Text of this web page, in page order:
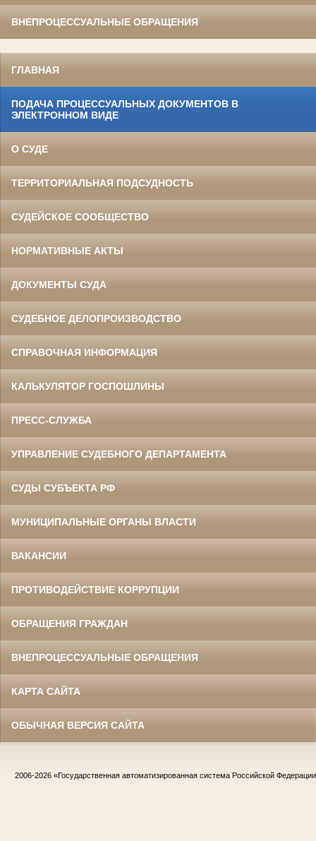
ВНЕПРОЦЕССУАЛЬНЫЕ ОБРАЩЕНИЯ
ГЛАВНАЯ
ПОДАЧА ПРОЦЕССУАЛЬНЫХ ДОКУМЕНТОВ В
ЭЛЕКТРОННОМ ВИДЕ
О СУДЕ
ТЕРРИТОРИАЛЬНАЯ ПОДСУДНОСТЬ
СУДЕЙСКОЕ СООБЩЕСТВО
НОРМАТИВНЫЕ АКТЫ
ДОКУМЕНТЫ СУДА
СУДЕБНОЕ ДЕЛОПРОИЗВОДСТВО
СПРАВОЧНАЯ ИНФОРМАЦИЯ
КАЛЬКУЛЯТОР ГОСПОШЛИНЫ
ПРЕСС-СЛУЖБА
УПРАВЛЕНИЕ СУДЕБНОГО ДЕПАРТАМЕНТА
СУДЫ СУБЪЕКТА РФ
МУНИЦИПАЛЬНЫЕ ОРГАНЫ ВЛАСТИ
ВАКАНСИИ
ПРОТИВОДЕЙСТВИЕ КОРРУПЦИИ
ОБРАЩЕНИЯ ГРАЖДАН
ВНЕПРОЦЕССУАЛЬНЫЕ ОБРАЩЕНИЯ
КАРТА САЙТА
ОБЫЧНАЯ ВЕРСИЯ САЙТА
2006-2026 «Государственная автоматизированная система Российской